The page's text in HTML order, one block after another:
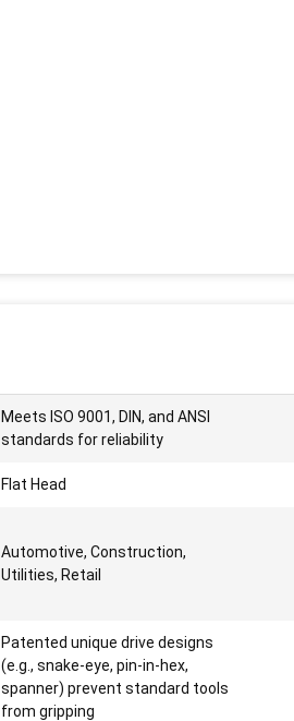
Meets ISO 9001, DIN, and ANSI
standards for reliability
Flat Head
Automotive, Construction,
Utilities, Retail
Patented unique drive designs
(e.g., snake-eye, pin-in-hex,
spanner) prevent standard tools
from gripping